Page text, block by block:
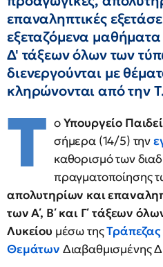
επαναληπτικές
εξεταζόμενα μαθήματα
Δ' τάξεων όλων των
διενεργούνται με
κληρώνονται από την
Τ οΥπουργείο
σήμερα (14/5) την
καθορισμό των
πραγματοποίησης
απολυτηρίων και
των Α΄, Β΄ και Γ΄ τάξεων
Λυκείου μέσω τηςΤράπεζας
Θεμάτων Διαβαθμισμένης